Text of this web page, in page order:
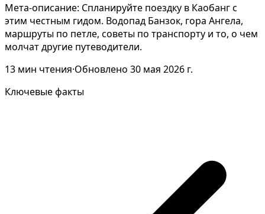
Мета-описание: Спланируйте поездку в Каобанг с
этим честным гидом. Водопад Банзок, гора Ангела,
маршруты по петле, советы по транспорту и то, о чем
молчат другие путеводители.
13 мин чтения·Обновлено 30 мая 2026 г.
Ключевые факты